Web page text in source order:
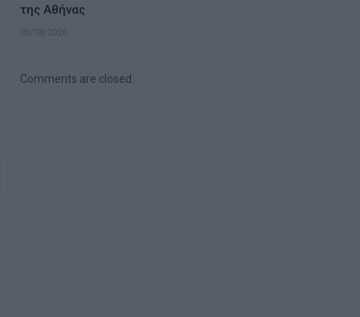
της Αθήνας
05/08/2026
Comments are closed.